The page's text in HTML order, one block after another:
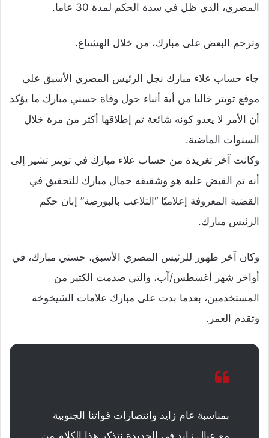
المصري، الذي ظل في سدة الحكم لمدة 30 عاما.
وترحم البعض على مبارك، من خلال الهشتاغ.
جاء حساب علاء مبارك نجل الرئيس المصري الأسبق على
موقع تويتر خاليا من أية أنباء حول وفاة حسني مبارك ما يؤكد
أن الأمر لا يعدو كونه شائعة تم إطلاقها أكثر من مرة خلال
السنوات الماضية.
وكانت آخر تغريدة من حساب علاء مبارك في تويتر تشير إلى
أنه تم القبض عليه هو وشقيقه جمال مبارك للتحقيق في
القضية المعروفة إعلاميًا “التلاعب بالبورصة” إبان حكم
الرئيس مبارك.
وكان آخر ظهور للرئيس المصري الأسبق، حسني مبارك، في
أواخر شهر أغسطس/آب، والتي صدمت الكثير من
المستخدمين، بعدما بدت على مبارك علامات الشيخوخة
وتقدم العمر.
بمناسبة عام زايد وانتصارات قواتنا الجنوبية
مع عيال زايد في الحديدة نتذكر هذا الكلام من